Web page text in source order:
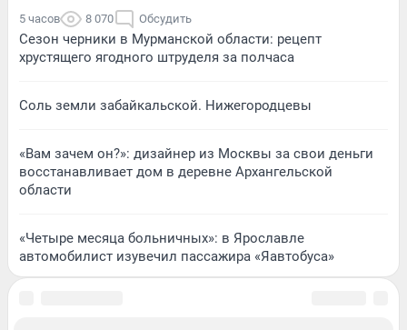
5 часов 8 070 Обсудить
Сезон черники в Мурманской области: рецепт
хрустящего ягодного штруделя за полчаса
Соль земли забайкальской. Нижегородцевы
«Вам зачем он?»: дизайнер из Москвы за свои деньги
восстанавливает дом в деревне Архангельской
области
«Четыре месяца больничных»: в Ярославле
автомобилист изувечил пассажира «Яавтобуса»